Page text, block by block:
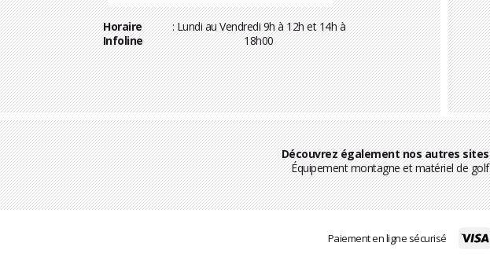
Horaire
Infoline
: Lundi au Vendredi 9h à 12h et 14h à
18h00
Découvrez également nos autres sites
Équipement montagne et matériel de golf
Paiement en ligne sécurisé